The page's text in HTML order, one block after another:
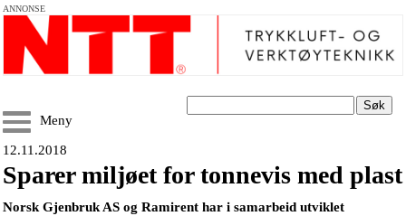
ANNONSE
Søk
Meny
12.11.2018
Sparer miljøet for tonnevis med plast
Norsk Gjenbruk AS og Ramirent har i samarbeid utviklet